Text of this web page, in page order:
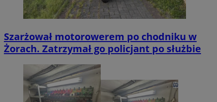
Szarżował motorowerem po chodniku w
Żorach. Zatrzymał go policjant po służbie